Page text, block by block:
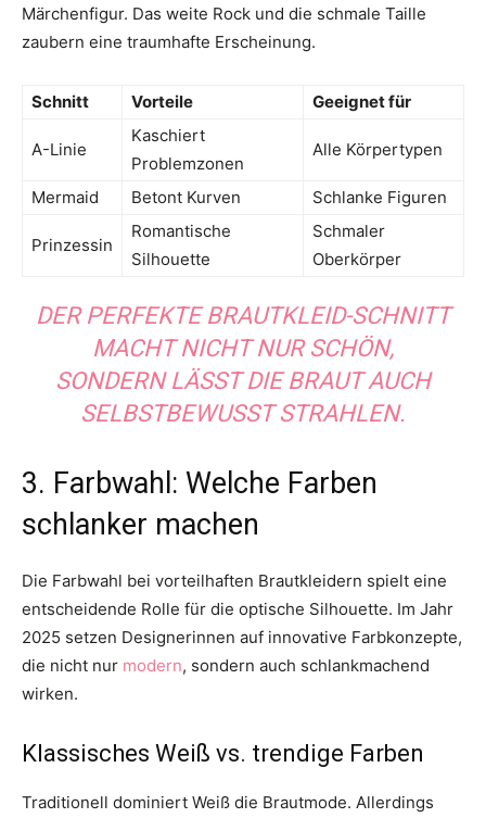
Märchenfigur. Das weite Rock und die schmale Taille
zaubern eine traumhafte Erscheinung.
Schnitt Vorteile Geeignet für
A-Linie
Kaschiert
Problemzonen
Alle Körpertypen
Mermaid Betont Kurven Schlanke Figuren
Prinzessin
Romantische
Silhouette
Schmaler
Oberkörper
DER PERFEKTE BRAUTKLEID-SCHNITT
MACHT NICHT NUR SCHÖN,
SONDERN LÄSST DIE BRAUT AUCH
SELBSTBEWUSST STRAHLEN.
3. Farbwahl: Welche Farben
schlanker machen
Die Farbwahl bei vorteilhaften Brautkleidern spielt eine
entscheidende Rolle für die optische Silhouette. Im Jahr
2025 setzen Designerinnen auf innovative Farbkonzepte,
die nicht nur modern, sondern auch schlankmachend
wirken.
Klassisches Weiß vs. trendige Farben
Traditionell dominiert Weiß die Brautmode. Allerdings